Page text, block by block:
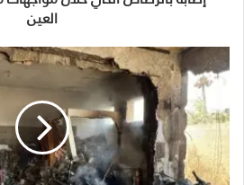
العين